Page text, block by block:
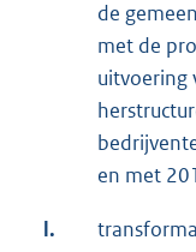
de
met de
uitvoering
en met
l.